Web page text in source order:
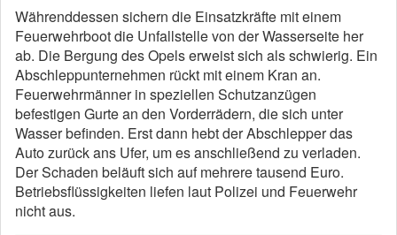
Währenddessen sichern die Einsatzkräfte mit einem
Feuerwehrboot die Unfallstelle von der Wasserseite her
ab. Die Bergung des Opels erweist sich als schwierig. Ein
Abschleppunternehmen rückt mit einem Kran an.
Feuerwehrmänner in speziellen Schutzanzügen
befestigen Gurte an den Vorderrädern, die sich unter
Wasser befinden. Erst dann hebt der Abschlepper das
Auto zurück ans Ufer, um es anschließend zu verladen.
Der Schaden beläuft sich auf mehrere tausend Euro.
Betriebsflüssigkeiten liefen laut Polizei und Feuerwehr
nicht aus.